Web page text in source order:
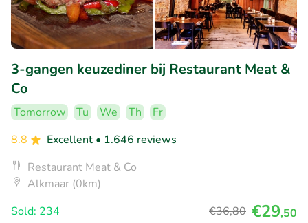
3-gangen keuzediner bij Restaurant Meat &
Co
Tomorrow Tu We Th
Fr
8.8
Excellent • 1.646 reviews
Restaurant Meat & Co
Alkmaar (0km)
Sold: 234
€36,80 €29,50